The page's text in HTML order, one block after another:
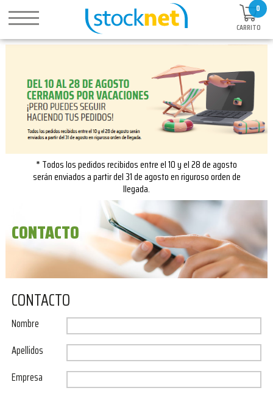
0
CARRITO
* Todos los pedidos recibidos entre el 10 y el 28 de agosto
serán enviados a partir del 31 de agosto en riguroso orden de
llegada.
CONTACTO
CONTACTO
Nombre
Apellidos
Empresa